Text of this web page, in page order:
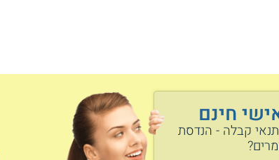
חינם
קבלה - הנדסת